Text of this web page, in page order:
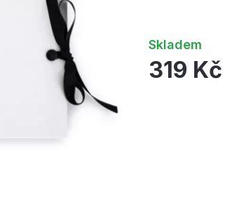
Skladem
319 Kč